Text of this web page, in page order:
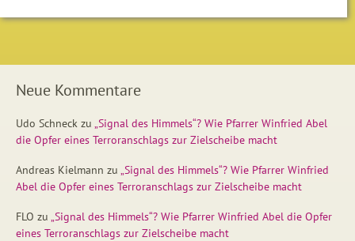
Neue Kommentare
Udo Schneck zu „Signal des Himmels“? Wie Pfarrer Winfried Abel
die Opfer eines Terroranschlags zur Zielscheibe macht
Andreas Kielmann zu „Signal des Himmels“? Wie Pfarrer Winfried
Abel die Opfer eines Terroranschlags zur Zielscheibe macht
FLO zu „Signal des Himmels“? Wie Pfarrer Winfried Abel die Opfer
eines Terroranschlags zur Zielscheibe macht